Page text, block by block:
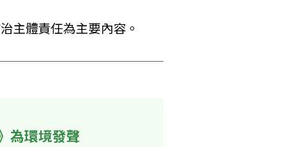
主體責任為主要內容。
為環境發聲